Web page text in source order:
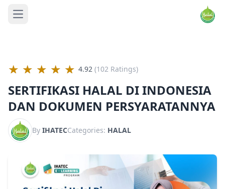
Open main menu
★ ★ ★ ★ ★ 4.92 (102 Ratings)
SERTIFIKASI HALAL DI INDONESIA
DAN DOKUMEN PERSYARATANNYA
By IHATECCategories: HALAL